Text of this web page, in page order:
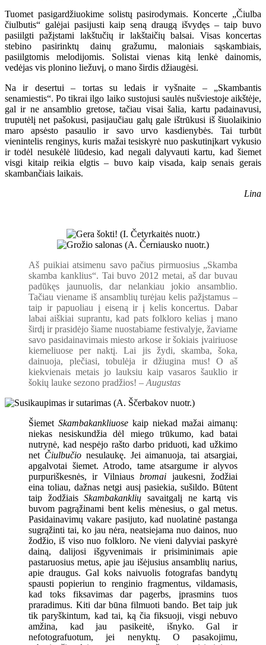
Tuomet pasigardžiuokime solistų pasirodymais. Koncerte „Čiulba
čiulbutis“ galėjai pasijusti kaip seną draugą išvydęs – taip buvo
pasiilgti pažįstami lakštučių ir lakštaičių balsai. Visas koncertas
stebino pasirinktų dainų gražumu, maloniais sąskambiais,
pasiilgtomis melodijomis. Solistai vienas kitą lenkė dainomis,
vedėjas vis plonino liežuvį, o mano širdis džiaugėsi.
Na ir desertui – tortas su ledais ir vyšnaite – „Skambantis
senamiestis“. Po tikrai ilgo laiko sustojusi saulės nušviestoje aikštėje,
gal ir ne ansamblio gretose, tačiau visai šalia, kartu padainavusi,
truputėlį net pašokusi, pasijaučiau galų gale ištrūkusi iš šiuolaikinio
maro apsėsto pasaulio ir savo urvo kasdienybės. Tai turbūt
vienintelis renginys, kuris mažai tesiskyrė nuo paskutinįkart vykusio
ir todėl nesukėlė liūdesio, kad negali dalyvauti kartu, kad šiemet
visgi kitaip reikia elgtis – buvo kaip visada, kaip senais gerais
skambančiais laikais.
Lina
Aš puikiai atsimenu savo pačius pirmuosius „Skamba
skamba kanklius“. Tai buvo 2012 metai, aš dar buvau
padūkęs jaunuolis, dar nelankiau jokio ansamblio.
Tačiau viename iš ansamblių turėjau kelis pažįstamus –
taip ir papuoliau į eiseną ir į kelis koncertus. Dabar
labai aiškiai suprantu, kad pats folkloro kelias į mano
širdį ir prasidėjo šiame nuostabiame festivalyje, žaviame
savo pasidainavimais miesto arkose ir šokiais įvairiuose
kiemeliuose per naktį. Lai jis žydi, skamba, šoka,
dainuoja, plečiasi, tobulėja ir džiugina mus! O aš
kiekvienais metais jo lauksiu kaip vasaros šauklio ir
šokių lauke sezono pradžios! – Augustas
Šiemet Skambakankliuose kaip niekad mažai aimanų:
niekas nesiskundžia dėl miego trūkumo, kad batai
nutrynė, kad nespėjo rašto darbo priduoti, kad užkimo
net Čiulbučionesulaukę. Jei aimanuoja, tai atsargiai,
apgalvotai šiemet. Atrodo, tame atsargume ir alyvos
purpuriškesnės, ir Vilniausbromai jaukesni, žodžiai
eina toliau, dažnas netgi ausį pasiekia, sušildo. Būtent
taip žodžiaisSkambakanklių savaitgalį ne kartą vis
buvom pagrąžinami bent kelis mėnesius, o gal metus.
Pasidainavimų vakare pasijuto, kad nuolatinė pastanga
sugrąžinti tai, ko jau nėra, neatsiejama nuo dainos, nuo
žodžio, iš viso nuo folkloro. Ne vieni dalyviai paskyrė
dainą, dalijosi išgyvenimais ir prisiminimais apie
pastaruosius metus, apie jau išėjusius ansamblių narius,
apie draugus. Gal koks naivuolis fotografas bandytų
spausti popieriun to renginio fragmentus, vildamasis,
kad toks fiksavimas dar pagerbs, įprasmins tuos
praradimus. Kiti dar būna filmuoti bando. Bet taip juk
tik paryškintum, kad tai, ką čia fiksuoji, visgi nebuvo
amžina, kad jau pasikeitė, išnyko. Gal ir
nefotografuotum, jei nenyktų. O pasakojimu,